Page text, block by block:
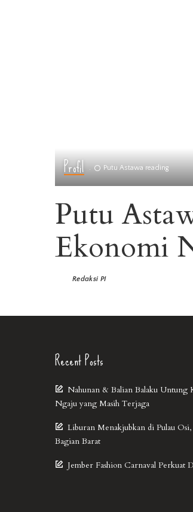
Profil Putu Astawa reading
Putu
Ekonomi
Redaksi PI
Recent Posts
Nahunan & Balian Balaku Untung
Ngaju yang Masih Terjaga
Liburan Menakjubkan di Pulau
Bagian Barat
Jember Fashion Carnaval Perkuat